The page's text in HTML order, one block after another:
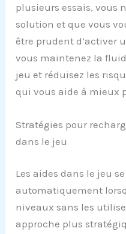
plusieurs essais, vous
solution et que vous
être prudent d’activer
vous maintenez la
jeu et réduisez les
qui vous aide à mieux
Stratégies pour
dans le jeu
Les aides dans le jeu
automatiquement
niveaux sans les
approche plus